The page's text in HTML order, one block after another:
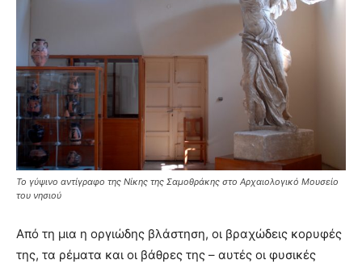
Το γύψινο αντίγραφο της Νίκης της Σαμοθράκης στο Αρχαιολογικό Μουσείο
του νησιού
Από τη μια η οργιώδης βλάστηση, οι βραχώδεις κορυφές
της, τα ρέματα και οι βάθρες της – αυτές οι φυσικές